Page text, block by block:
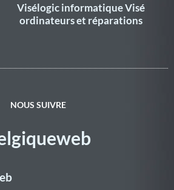
Visélogic informatique Visé
ordinateurs et réparations
NOUS SUIVRE